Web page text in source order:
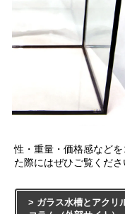
性・重量・価格感など
た際にはぜひご覧くださ
> ガラス水槽とアクリ